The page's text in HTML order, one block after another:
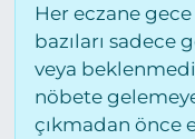
Her eczane
bazıları sadece
veya
nöbete
çıkmadan önce